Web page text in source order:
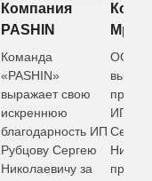
Компания
Мраер
ООО «Мраер»
выражает
признательность
ИП Рубцову
Сергею
Николаевичу за
продуктивное
сис...